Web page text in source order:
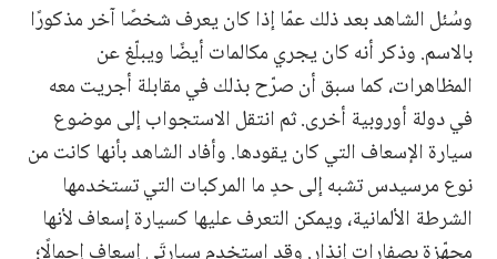
وسُئل الشاهد بعد ذلك عمّا إذا كان يعرف شخصًا آخر مذكورًا
بالاسم. وذكر أنه كان يجري مكالمات أيضًا ويبلّغ عن
المظاهرات، كما سبق أن صرّح بذلك في مقابلة أجريت معه
في دولة أوروبية أخرى. ثم انتقل الاستجواب إلى موضوع
سيارة الإسعاف التي كان يقودها. وأفاد الشاهد بأنها كانت من
نوع مرسيدس تشبه إلى حدٍ ما المركبات التي تستخدمها
الشرطة الألمانية، ويمكن التعرف عليها كسيارة إسعاف لأنها